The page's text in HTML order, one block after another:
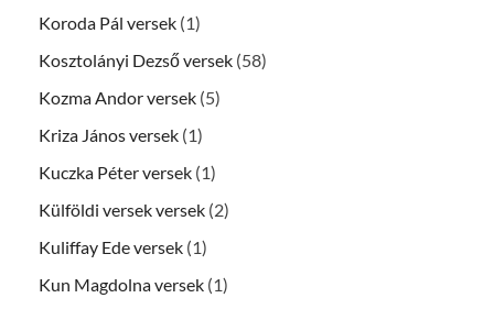
Koroda Pál versek (1)
Kosztolányi Dezső versek (58)
Kozma Andor versek (5)
Kriza János versek (1)
Kuczka Péter versek (1)
Külföldi versek versek (2)
Kuliffay Ede versek (1)
Kun Magdolna versek (1)